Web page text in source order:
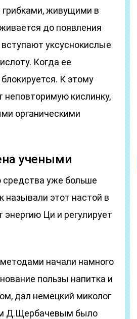
живущими в
до появления
уксуснокислые
Когда ее
К этому
неповторимую кислинку,
органическими
учеными
средства уже больше
называли этот настой в
энергию Ци и регулирует
начали намного
пользы напитка и
дал немецкий миколог
Д.Щербачевым было